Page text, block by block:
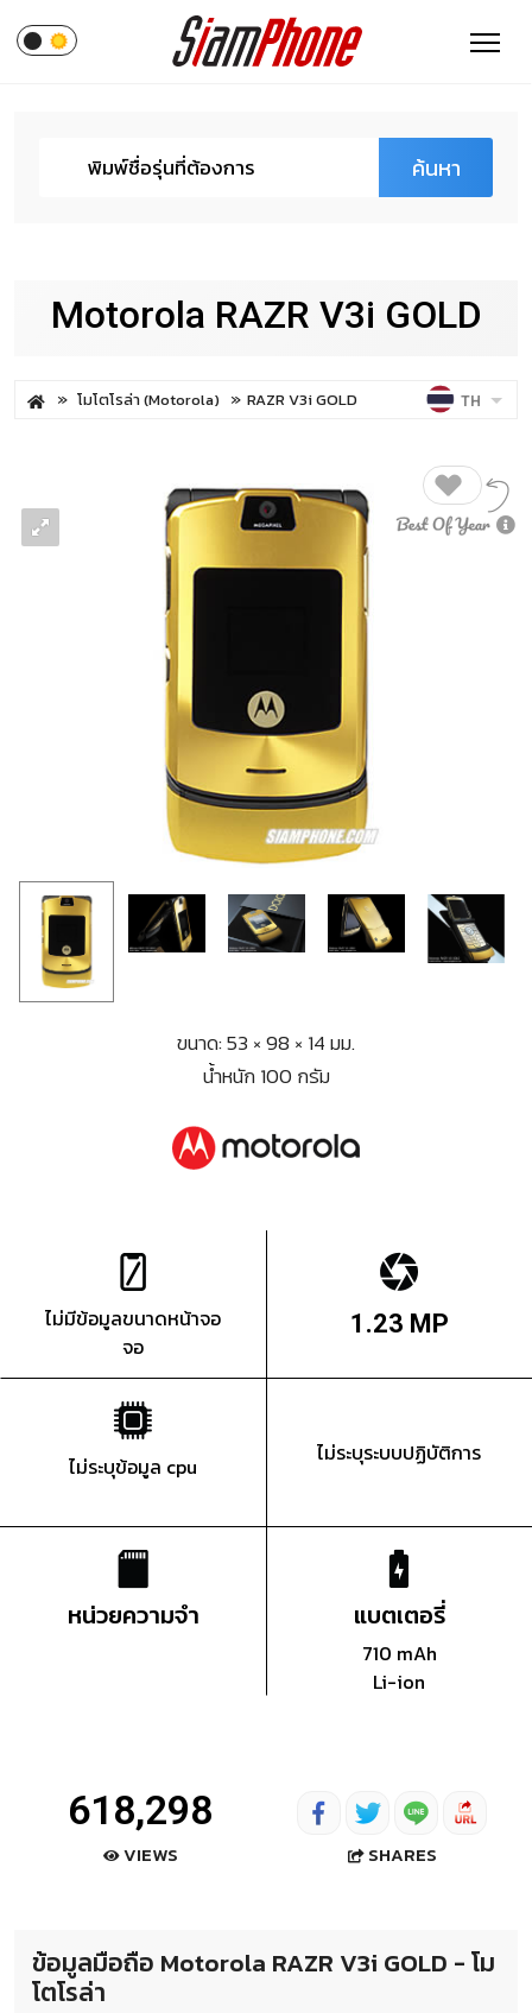
ค้นหา
Motorola RAZR V3i GOLD
โมโตโรล่า (Motorola) RAZR V3i GOLD TH
ขนาด: 53 × 98 × 14 มม.
น้ำหนัก 100 กรัม
ไม่มีข้อมูลขนาดหน้าจอ
จอ
1.23 MP
ไม่ระบุข้อมูล cpu ไม่ระบุระบบปฏิบัติการ
หน่วยความจำ แบตเตอรี่
710 mAh
Li-ion
618,298
VIEWS SHARES
ข้อมูลมือถือ Motorola RAZR V3i GOLD - โม
โตโรล่า